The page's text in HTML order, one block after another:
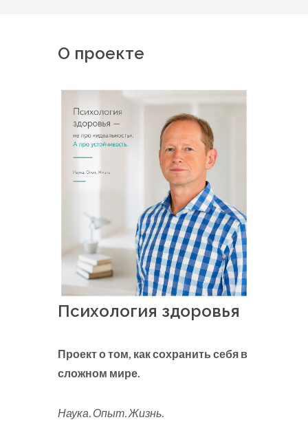
О проекте
Психология здоровья
Проект о том, как сохранить себя в
сложном мире.
Наука. Опыт. Жизнь.